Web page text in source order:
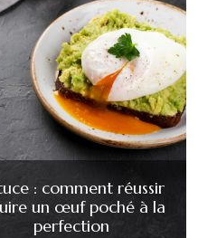
: comment réussir
un œuf poché à la
perfection